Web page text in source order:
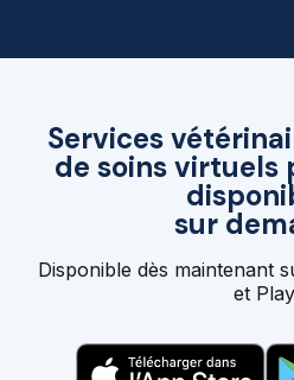
Services
de soins virtuels
sur
Disponible dès maintenant
et